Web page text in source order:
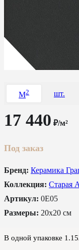
M2 шт.
17 440 ₽/м²
Под заказ
Бренд: Керамика
Коллекция: Старая
Артикул: 0E05
Размеры: 20x20 см
В одной упаковке